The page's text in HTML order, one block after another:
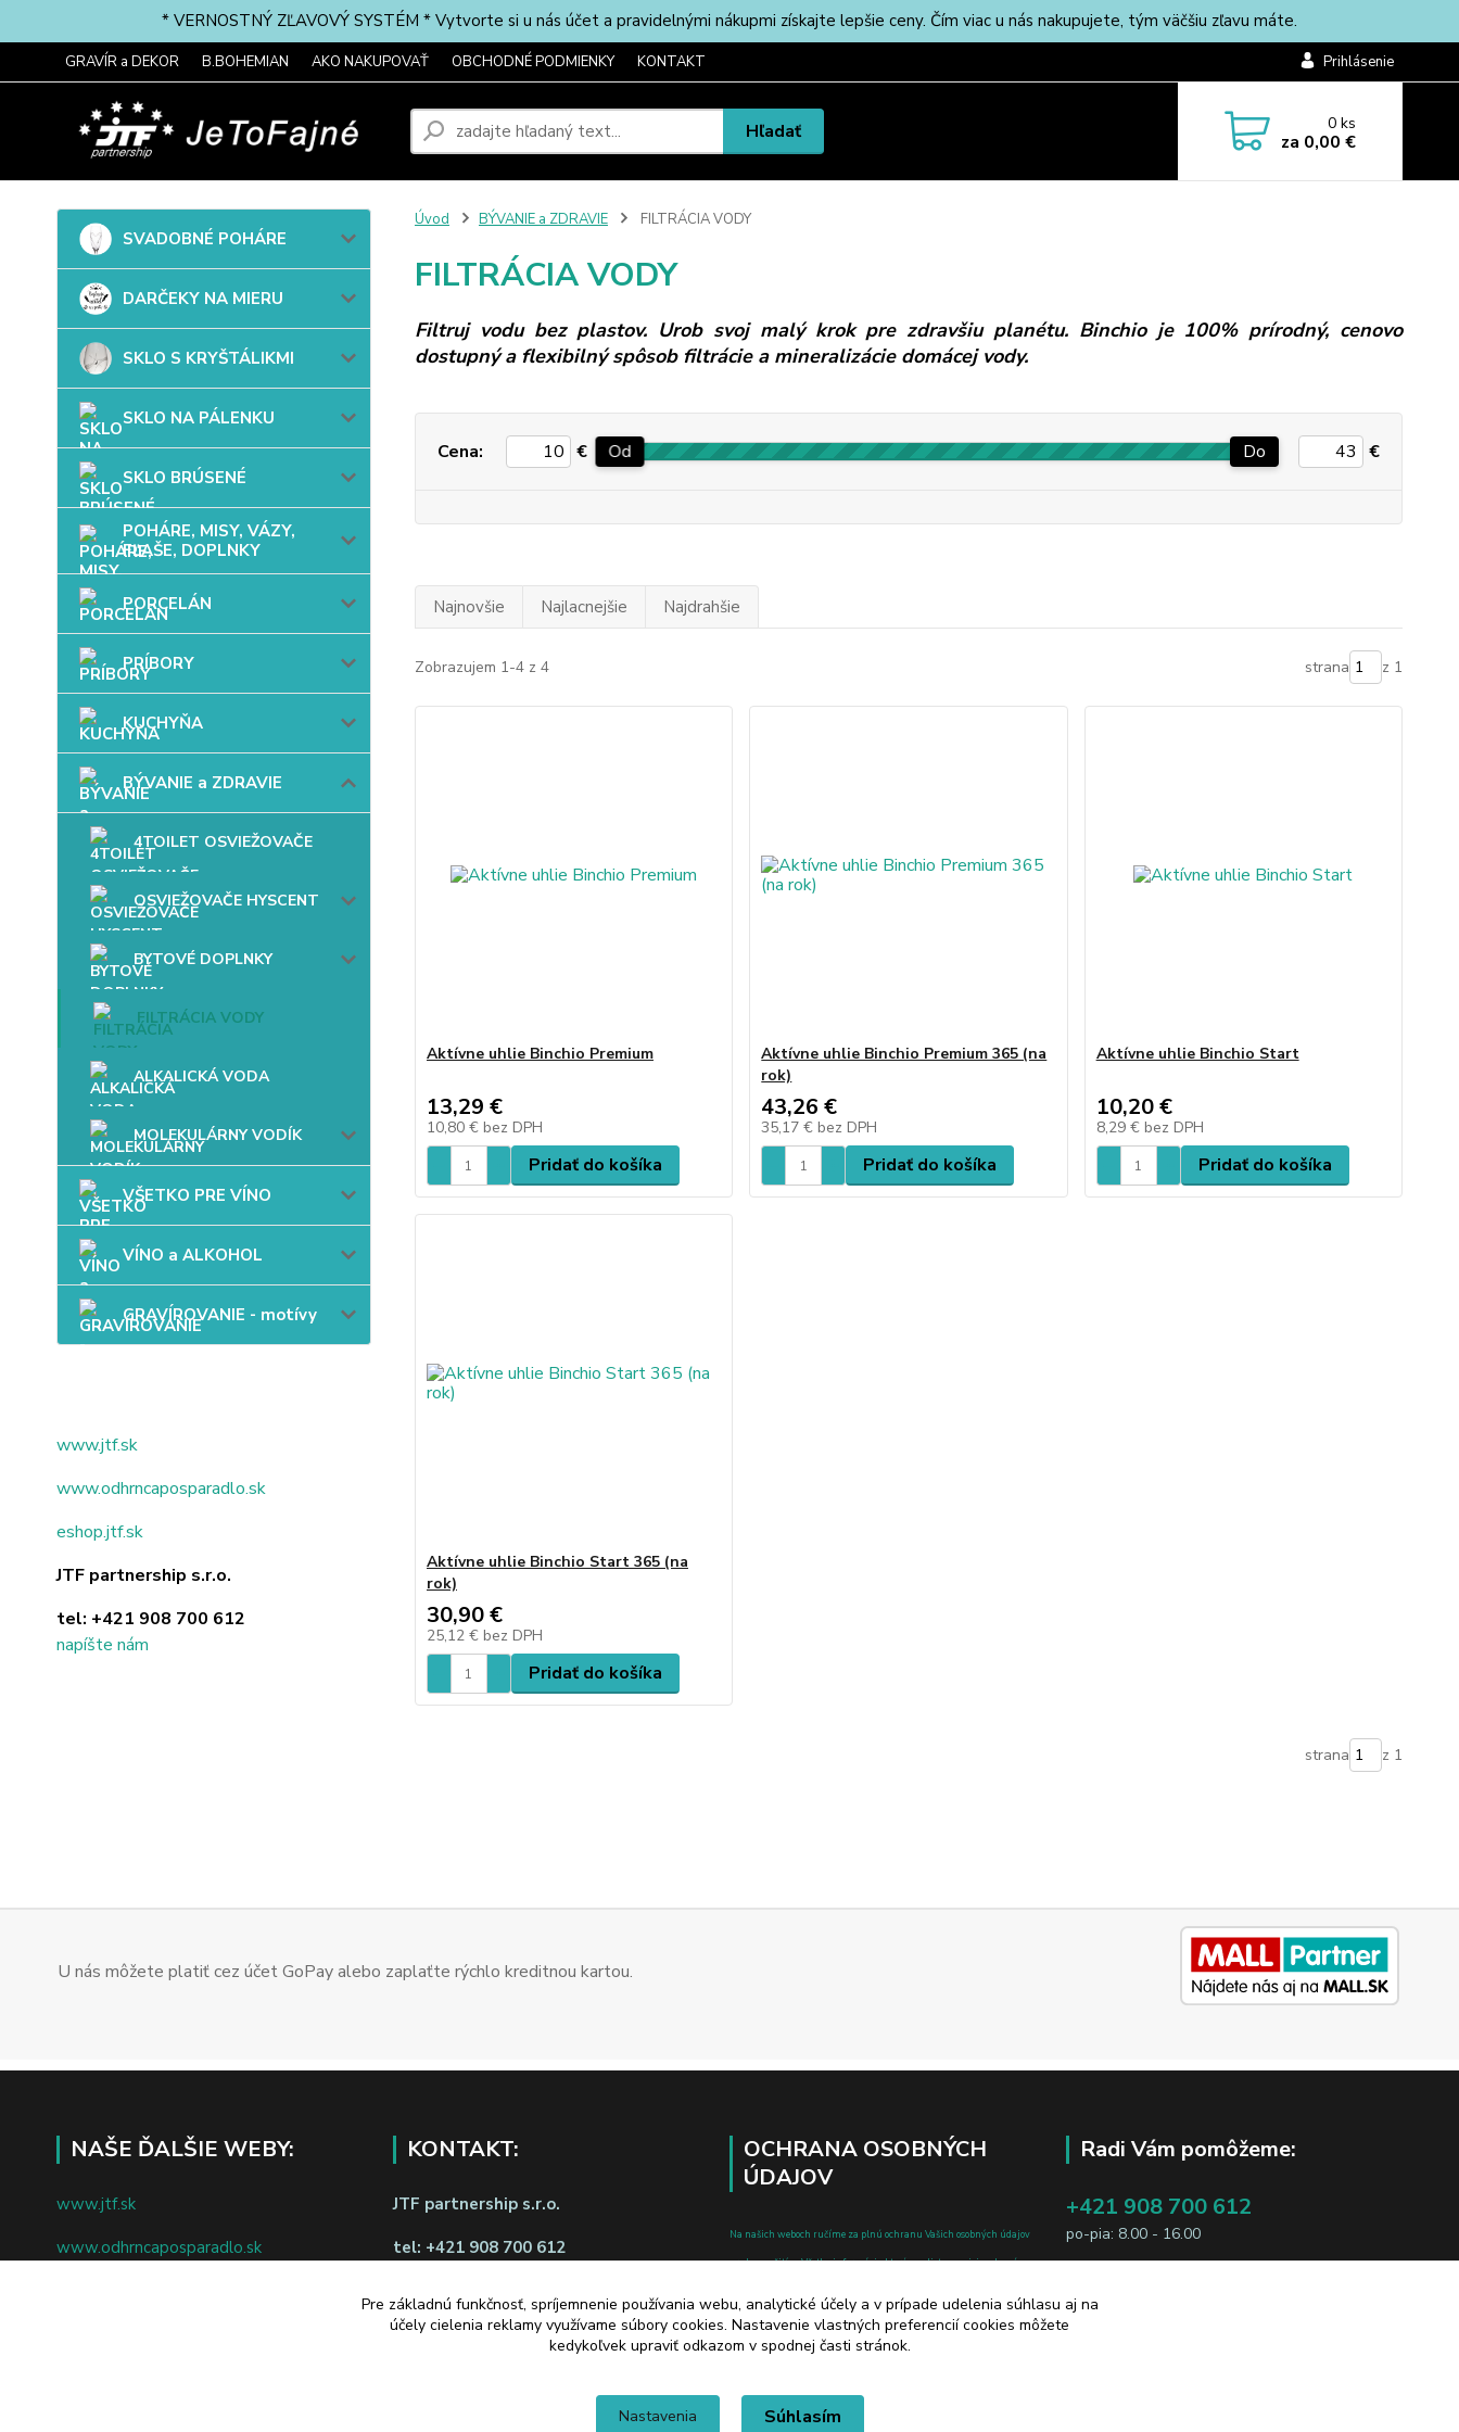
* VERNOSTNÝ ZĽAVOVÝ SYSTÉM * Vytvorte si u nás účet a pravidelnými nákupmi získajte lepšie ceny. Čím viac u nás nakupujete, tým väčšiu zľavu máte.
GRAVÍR a DEKOR B.BOHEMIAN AKO NAKUPOVAŤ OBCHODNÉ PODMIENKY KONTAKT Prihlásenie
Hľadať 0ks
za 0,00 €
SVADOBNÉ POHÁRE
DARČEKY NA MIERU
SKLO S KRYŠTÁLIKMI
SKLO NA PÁLENKU
SKLO BRÚSENÉ
POHÁRE, MISY, VÁZY,
FĽAŠE, DOPLNKY
PORCELÁN
PRÍBORY
KUCHYŇA
BÝVANIE a ZDRAVIE
4TOILET OSVIEŽOVAČE
OSVIEŽOVAČE HYSCENT
BYTOVÉ DOPLNKY
FILTRÁCIA VODY
ALKALICKÁ VODA
MOLEKULÁRNY VODÍK
VŠETKO PRE VÍNO
VÍNO a ALKOHOL
GRAVÍROVANIE - motívy
www.jtf.sk
www.odhrncaposparadlo.sk
eshop.jtf.sk
JTF partnership s.r.o.
tel: +421 908 700 612
napíšte nám
Úvod BÝVANIE a ZDRAVIE FILTRÁCIA VODY
FILTRÁCIA VODY
Filtruj vodu bez plastov. Urob svoj malý krok pre zdravšiu planétu. Binchio je 100% prírodný, cenovo
dostupný a flexibilný spôsob filtrácie a mineralizácie domácej vody.
Cena: € Od Do €
Najnovšie Najlacnejšie Najdrahšie
Zobrazujem 1-4 z 4 strana z 1
Aktívne uhlie Binchio Premium
13,29 €
10,80 € bez DPH
Pridať do košíka
Aktívne uhlie Binchio Premium 365 (na
rok)
43,26 €
35,17 € bez DPH
Pridať do košíka
Aktívne uhlie Binchio Start
10,20 €
8,29 € bez DPH
Pridať do košíka
Aktívne uhlie Binchio Start 365 (na
rok)
30,90 €
25,12 € bez DPH
Pridať do košíka
strana z 1
U nás môžete platiť cez účet GoPay alebo zaplaťte rýchlo kreditnou kartou.
NAŠE ĎALŠIE WEBY:
www.jtf.sk
www.odhrncaposparadlo.sk
KONTAKT:
JTF partnership s.r.o.
tel: +421 908 700 612
napíšte nám
Odstúpiť od zmluvy tu
OCHRANA OSOBNÝCH
ÚDAJOV
Na našich weboch ručíme za plnú ochranu Vašich osobných údajov
pred zneužitím. Všetky informácie, ktoré uvediete o svojej osobe, sú
a o zmene a doplnení niektorých zákonov.
Radi Vám pomôžeme:
+421 908 700 612
po-pia: 8.00 - 16.00
Pre základnú funkčnosť, spríjemnenie používania webu, analytické účely a v prípade udelenia súhlasu aj na
účely cielenia reklamy využívame súbory cookies. Nastavenie vlastných preferencií cookies môžete
kedykoľvek upraviť odkazom v spodnej časti stránok.
Nastavenia Súhlasím